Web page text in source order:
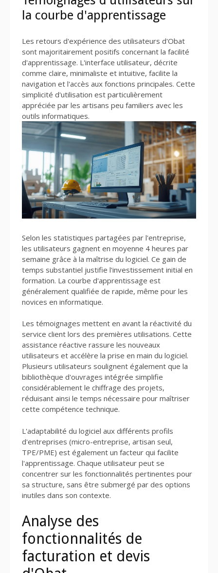
la courbe d'apprentissage
Les retours d'expérience des utilisateurs d'Obat
sont majoritairement positifs concernant la facilité
d'apprentissage. L'interface utilisateur, décrite
comme claire, minimaliste et intuitive, facilite la
navigation et l'accès aux fonctions principales. Cette
simplicité d'utilisation est particulièrement
appréciée par les artisans peu familiers avec les
outils informatiques.
Selon les statistiques partagées par l'entreprise,
les utilisateurs gagnent en moyenne 4 heures par
semaine grâce à la maîtrise du logiciel. Ce gain de
temps substantiel justifie l'investissement initial en
formation. La courbe d'apprentissage est
généralement qualifiée de rapide, même pour les
novices en informatique.
Les témoignages mettent en avant la réactivité du
service client lors des premières utilisations. Cette
assistance réactive rassure les nouveaux
utilisateurs et accélère la prise en main du logiciel.
Plusieurs utilisateurs soulignent également que la
bibliothèque d'ouvrages intégrée simplifie
considérablement le chiffrage des projets,
réduisant ainsi le temps nécessaire pour maîtriser
cette compétence technique.
L'adaptabilité du logiciel aux différents profils
d'entreprises (micro-entreprise, artisan seul,
TPE/PME) est également un facteur qui facilite
l'apprentissage. Chaque utilisateur peut se
concentrer sur les fonctionnalités pertinentes pour
sa structure, sans être submergé par des options
inutiles dans son contexte.
Analyse des
fonctionnalités de
facturation et devis